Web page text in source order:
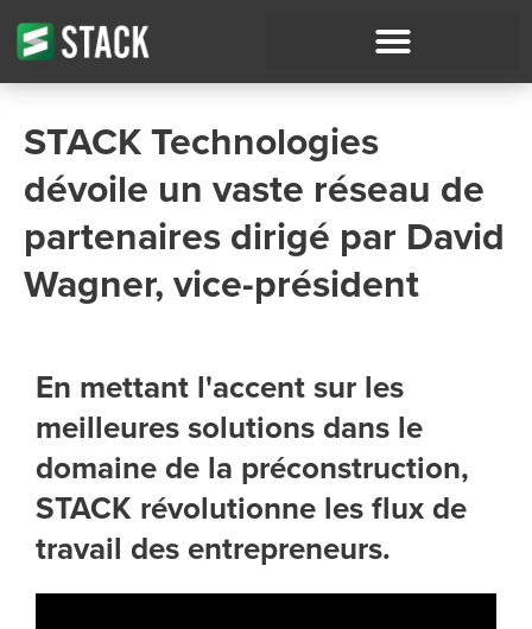
STACK Technologies
dévoile un vaste réseau de
partenaires dirigé par David
Wagner, vice-président
En mettant l'accent sur les
meilleures solutions dans le
domaine de la préconstruction,
STACK révolutionne les flux de
travail des entrepreneurs.